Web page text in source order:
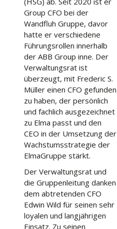
Group CFO bei der
Wandfluh Gruppe, davor
hatte er verschiedene
Führungsrollen innerhalb
der ABB Group inne. Der
Verwaltungsrat ist
überzeugt, mit Frederic S.
Müller einen CFO gefunden
zu haben, der persönlich
und fachlich ausgezeichnet
zu Elma passt und den
CEO in der Umsetzung der
Wachstumsstrategie der
ElmaGruppe stärkt.
Der Verwaltungsrat und
die Gruppenleitung danken
dem abtretenden CFO
Edwin Wild für seinen sehr
loyalen und langjährigen
Einsatz. Zu seinen